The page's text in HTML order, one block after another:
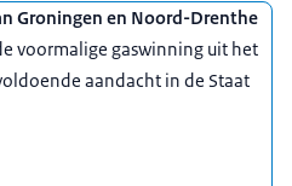
Groningen en Noord-Drenthe
voormalige gaswinning uit het
aandacht in de Staat